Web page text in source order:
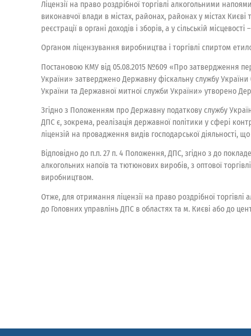
Ліцензії на право роздрібної торгівлі алкогольними
виконавчої влади в містах, районах, районах у містах Києві
реєстрації в органі доходів і зборів, а у сільській
Органом ліцензування виробництва і торгівлі спиртом
Постановою КМУ від 05.08.2015 №609 «Про затвердження
України» затверджено Державну фіскальну службу
України та Державної митної служби України» утворено
Згідно з Положенням про Державну податкову службу
ДПС є, зокрема, реалізація державної політики у сфері
ліцензій на провадження видів господарської діяльності,
Відповідно до п.п. 27 п. 4 Положення, ДПС, згідно з до
алкогольних напоїв та тютюнових виробів, з оптової
виробництвом.
Отже, для отримання ліцензії на право роздрібної
до Головних управлінь ДПС в областях та м. Києві або до